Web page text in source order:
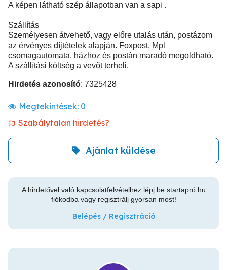
A képen látható szép állapotban van a sapi .
Szállítás
Személyesen átvehető, vagy előre utalás után, postázom
az érvényes díjtételek alapján. Foxpost, Mpl
csomagautomata, házhoz és postán maradó megoldható.
A szállítási költség a vevőt terheli.
Hirdetés azonosító: 7325428
Megtekintések: 0
Szabálytalan hirdetés?
Ajánlat küldése
A hirdetővel való kapcsolatfelvételhez lépj be startapró.hu
fiókodba vagy regisztrálj gyorsan most!
Belépés / Regisztráció